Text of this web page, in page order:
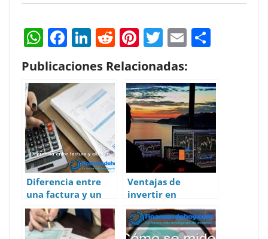
W
h
at
s
A
p
p
F
ac
e
b
o
o
k
Li
k
e
dI
n
R
e
d
di
Pi
nt
er
e
st
T
w
itt
er
E
ai
l e
Publicaciones Relacionadas:
Diferencia entre
una factura y un
albarán
Ventajas de
invertir en
acciones: La mejor
forma de hacer
crecer tu dinero